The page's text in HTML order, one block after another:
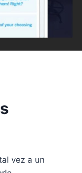
vez a un